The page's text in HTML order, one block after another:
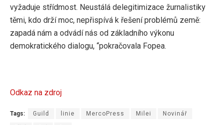
vyžaduje střídmost. Neustálá delegitimizace žurnalistiky
těmi, kdo drží moc, nepřispívá k řešení problémů země:
zapadá nám a odvádí nás od základního výkonu
demokratického dialogu, “pokračovala Fopea.
Odkaz na zdroj
Tags: Guild linie MercoPress Milei Novinář